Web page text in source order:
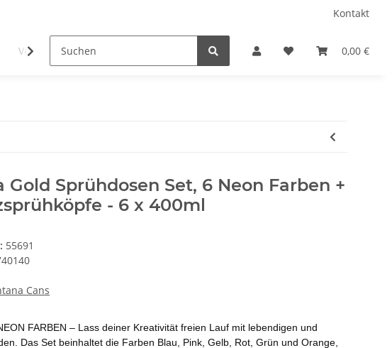
Kontakt
0,00 €
Verreisen / Camping Sprühfarben Geschenkartikel
Gold Sprühdosen Set, 6 Neon Farben +
- 6 x 400ml
55691
Cans
FARBEN – Lass deiner Kreativität freien Lauf mit lebendigen und
Das Set beinhaltet die Farben Blau, Pink, Gelb, Rot, Grün und Orange,